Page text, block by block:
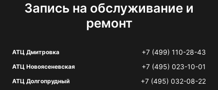
Запись на обслуживание и
ремонт
АТЦ Дмитровка +7 (499) 110-28-43
АТЦ Новоясеневская +7 (495) 023-10-01
АТЦ Долгопрудный +7 (495) 032-08-22